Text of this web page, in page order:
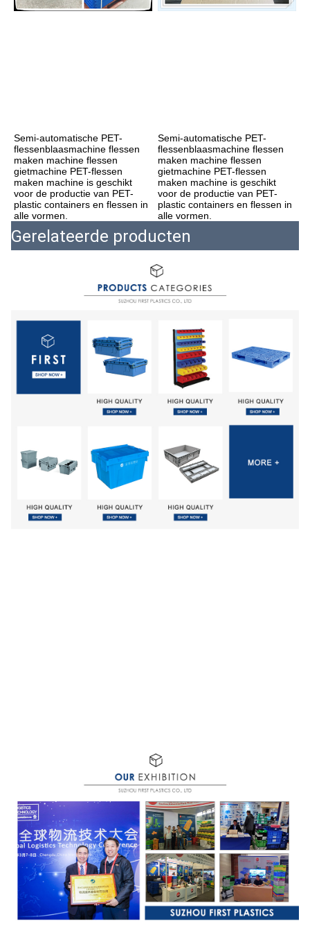
Semi-automatische PET-
flessenblaasmachine flessen
maken machine flessen
gietmachine PET-flessen
maken machine is geschikt
voor de productie van PET-
plastic containers en flessen in
alle vormen.
Semi-automatische PET-
flessenblaasmachine flessen
maken machine flessen
gietmachine PET-flessen
maken machine is geschikt
voor de productie van PET-
plastic containers en flessen in
alle vormen.
Gerelateerde producten